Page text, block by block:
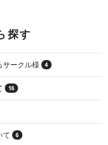
探す
サークル様 4
16
て 6